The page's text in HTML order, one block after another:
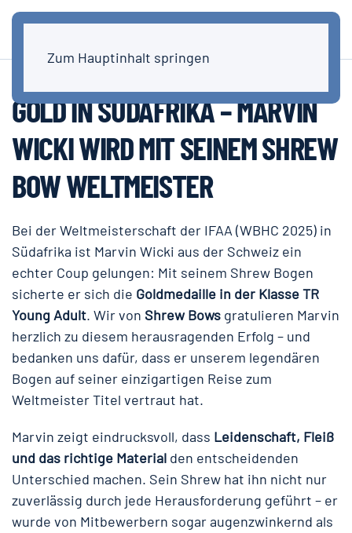
Zum Hauptinhalt springen
GOLD IN SÜDAFRIKA – MARVIN
WICKI WIRD MIT SEINEM SHREW
BOW WELTMEISTER
Bei der Weltmeisterschaft der IFAA (WBHC 2025) in
Südafrika ist Marvin Wicki aus der Schweiz ein
echter Coup gelungen: Mit seinem Shrew Bogen
sicherte er sich die Goldmedaille in der Klasse TR
Young Adult. Wir von Shrew Bows gratulieren Marvin
herzlich zu diesem herausragenden Erfolg – und
bedanken uns dafür, dass er unserem legendären
Bogen auf seiner einzigartigen Reise zum
Weltmeister Titel vertraut hat.
Marvin zeigt eindrucksvoll, dass Leidenschaft, Fleiß
und das richtige Material den entscheidenden
Unterschied machen. Sein Shrew hat ihn nicht nur
zuverlässig durch jede Herausforderung geführt – er
wurde von Mitbewerbern sogar augenzwinkernd als